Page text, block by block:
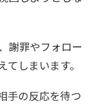
謝罪やフォロー
しまいます。
手の反応を待つ